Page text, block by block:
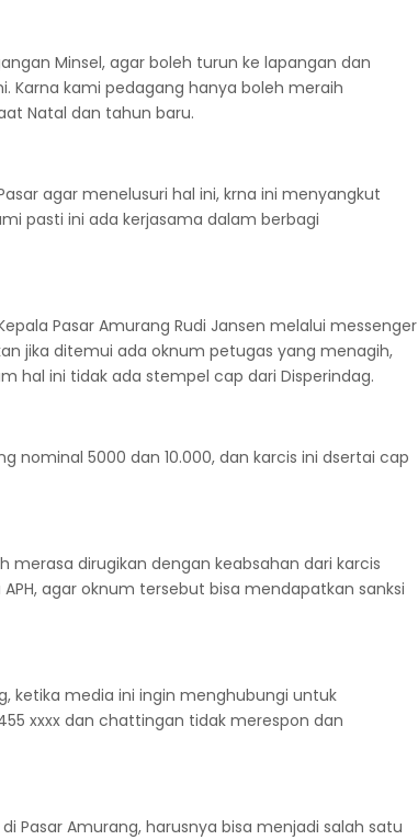
Minsel, agar boleh turun ke lapangan dan
Karna kami pedagang hanya boleh meraih
Natal dan tahun baru.
agar menelusuri hal ini, krna ini menyangkut
pasti ini ada kerjasama dalam berbagi
Pasar Amurang Rudi Jansen melalui messenger
jika ditemui ada oknum petugas yang menagih,
hal ini tidak ada stempel cap dari Disperindag.
nominal 5000 dan 10.000, dan karcis ini dsertai cap
dirugikan dengan keabsahan dari karcis
agar oknum tersebut bisa mendapatkan sanksi
ketika media ini ingin menghubungi untuk
xxxx dan chattingan tidak merespon dan
Pasar Amurang, harusnya bisa menjadi salah satu